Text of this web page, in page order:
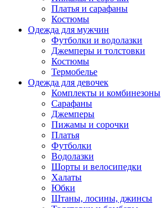
Платья и сарафаны
Костюмы
Одежда для мужчин
Футболки и водолазки
Джемперы и толстовки
Костюмы
Термобелье
Одежда для девочек
Комплекты и комбинезоны
Сарафаны
Джемперы
Пижамы и сорочки
Платья
Футболки
Водолазки
Шорты и велосипедки
Халаты
Юбки
Штаны, лосины, джинсы